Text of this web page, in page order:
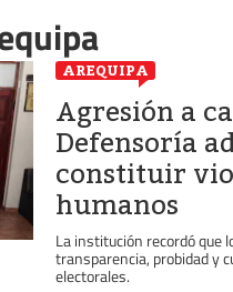
AREQUIPA
Agresión a
Defensoría
constituir
humanos
La institución recordó que
transparencia, probidad y
electorales.